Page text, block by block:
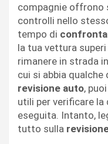
compagnie offrono
controlli nello
tempo di
la tua vettura
rimanere in strada
cui si abbia qualche
revisione auto,
utili per verificare la
eseguita. Intanto,
tutto sulla